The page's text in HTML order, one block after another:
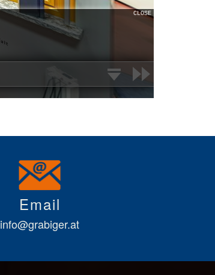
Email
info@grabiger.at